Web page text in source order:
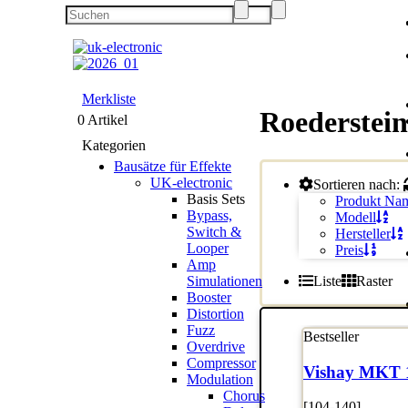
Sortieren nach:
Produkt
Modell
Hersteller
Preis
Liste
Raster
Bestseller
Vishay MKT
Merkliste
0 Artikel
Kategorien
Bausätze für Effekte
UK-electronic
Basis Sets
Bypass,
Switch &
Looper
Amp
Simulationen
Booster
Distortion
Fuzz
Overdrive
Compressor
Modulation
Chorus